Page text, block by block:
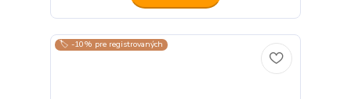
🏷️ -10% pre registrovaných